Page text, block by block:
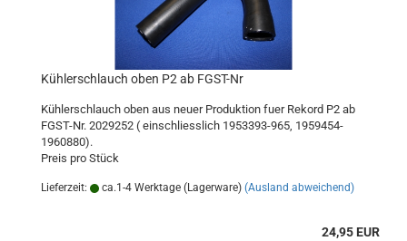
Kühlerschlauch oben P2 ab FGST-Nr
Kühlerschlauch oben aus neuer Produktion fuer Rekord P2 ab
FGST-Nr. 2029252 ( einschliesslich 1953393-965, 1959454-
1960880).
Preis pro Stück
Lieferzeit: ca.1-4 Werktage (Lagerware) (Ausland abweichend)
24,95 EUR